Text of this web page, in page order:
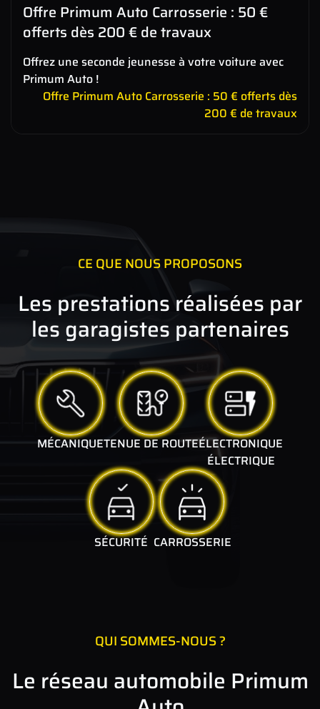
Offre Primum Auto Carrosserie : 50 €
offerts dès 200 € de travaux
Offrez une seconde jeunesse à votre voiture avec
Primum Auto !
Offre Primum Auto Carrosserie : 50 € offerts dès
200 € de travaux
CE QUE NOUS PROPOSONS
Les prestations réalisées par
les garagistes partenaires
MÉCANIQUETENUE DE ROUTEÉLECTRONIQUE
ÉLECTRIQUE
SÉCURITÉ CARROSSERIE
QUI SOMMES-NOUS ?
Le réseau automobile Primum